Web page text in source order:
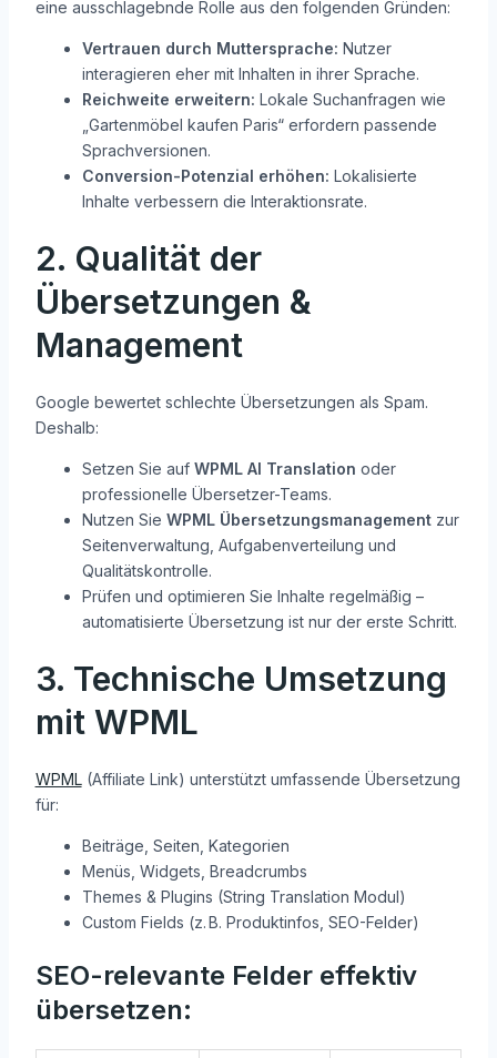
eine ausschlagebnde Rolle aus den folgenden Gründen:
Vertrauen durch Muttersprache: Nutzer
interagieren eher mit Inhalten in ihrer Sprache.
Reichweite erweitern: Lokale Suchanfragen wie
„Gartenmöbel kaufen Paris“ erfordern passende
Sprachversionen.
Conversion-Potenzial erhöhen: Lokalisierte
Inhalte verbessern die Interaktionsrate.
2. Qualität der
Übersetzungen &
Management
Google bewertet schlechte Übersetzungen als Spam.
Deshalb:
Setzen Sie auf WPML AI Translation oder
professionelle Übersetzer-Teams.
Nutzen Sie WPML Übersetzungsmanagementzur
Seitenverwaltung, Aufgabenverteilung und
Qualitätskontrolle.
Prüfen und optimieren Sie Inhalte regelmäßig –
automatisierte Übersetzung ist nur der erste Schritt.
3. Technische Umsetzung
mit WPML
WPML(Affiliate Link) unterstützt umfassende Übersetzung
für:
Beiträge, Seiten, Kategorien
Menüs, Widgets, Breadcrumbs
Themes & Plugins (String Translation Modul)
Custom Fields (z. B. Produktinfos, SEO-Felder)
SEO-relevante Felder effektiv
übersetzen: